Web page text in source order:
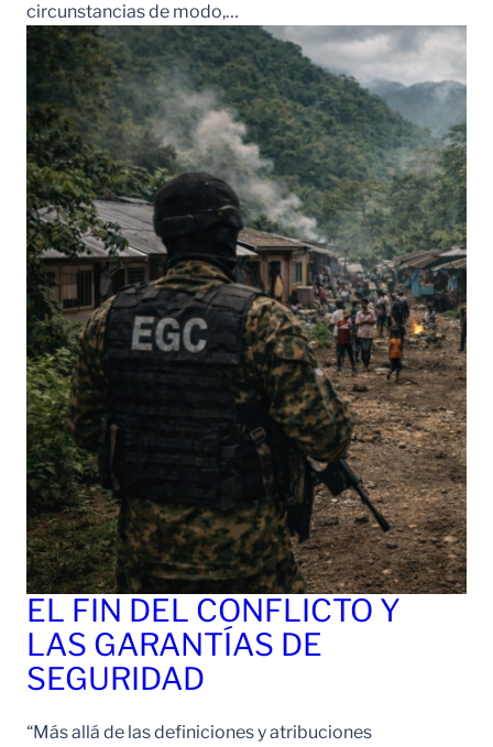
circunstancias de modo,…
EL FIN DEL CONFLICTO Y
LAS GARANTÍAS DE
SEGURIDAD
“Más allá de las definiciones y atribuciones